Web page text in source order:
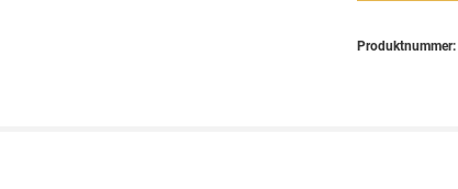
Produktnummer: